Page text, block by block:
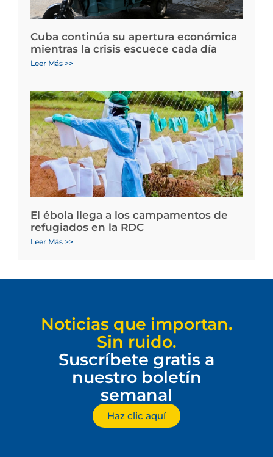
Cuba continúa su apertura económica
mientras la crisis escuece cada día
Leer Más >>
El ébola llega a los campamentos de
refugiados en la RDC
Leer Más >>
Noticias que importan.
Sin ruido.
Suscríbete gratis a
nuestro boletín
semanal
Haz clic aquí